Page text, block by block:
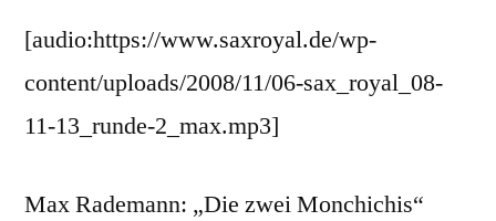
[audio:https://www.saxroyal.de/wp-
content/uploads/2008/11/06-sax_royal_08-
11-13_runde-2_max.mp3]
Max Rademann: „Die zwei Monchichis“